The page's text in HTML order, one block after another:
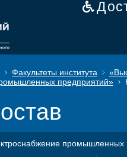
Факультеты института
предприятий»
промышленных